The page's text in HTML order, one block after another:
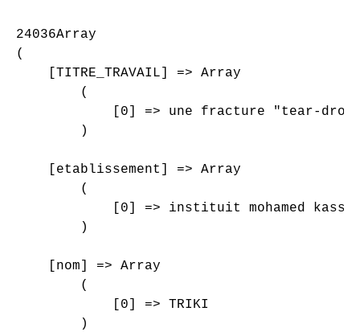
24036Array
(
    [TITRE_TRAVAIL] => Array
        (
[0] => une fracture "tear-
        )
    [etablissement] => Array
        (
[0] => instituit mohamed
        )
    [nom] => Array
        (
            [0] => TRIKI
        )